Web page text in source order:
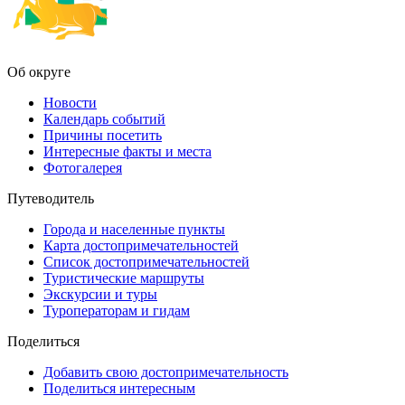
Об округе
Новости
Календарь событий
Причины посетить
Интересные факты и места
Фотогалерея
Путеводитель
Города и населенные пункты
Карта достопримечательностей
Список достопримечательностей
Туристические маршруты
Экскурсии и туры
Туроператорам и гидам
Поделиться
Добавить свою достопримечательность
Поделиться интересным